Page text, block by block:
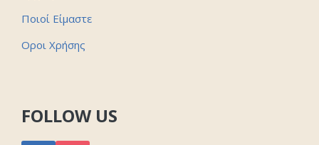
Ποιοί Είμαστε
Οροι Χρήσης
FOLLOW US